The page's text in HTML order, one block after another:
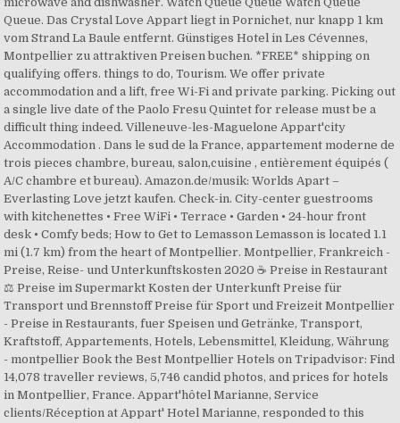
Queue. Das Crystal Love Appart liegt in Pornichet, nur knapp 1 km
vom Strand La Baule entfernt. Günstiges Hotel in Les Cévennes,
Montpellier zu attraktiven Preisen buchen. *FREE* shipping on
qualifying offers. things to do, Tourism. We offer private
accommodation and a lift, free Wi-Fi and private parking. Picking out
a single live date of the Paolo Fresu Quintet for release must be a
difficult thing indeed. Villeneuve-les-Maguelone Appart'city
Accommodation . Dans le sud de la France, appartement moderne de
trois pieces chambre, bureau, salon,cuisine , entièrement équipés (
A/C chambre et bureau). Amazon.de/musik: Worlds Apart –
Everlasting Love jetzt kaufen. Check-in. City-center guestrooms
with kitchenettes • Free WiFi • Terrace • Garden • 24-hour front
desk • Comfy beds; How to Get to Lemasson Lemasson is located 1.1
mi (1.7 km) from the heart of Montpellier. Montpellier, Frankreich -
Preise, Reise- und Unterkunftskosten 2020 ☕ Preise in Restaurant
⚖ Preise im Supermarkt Kosten der Unterkunft Preise für
Transport und Brennstoff Preise für Sport und Freizeit Montpellier
- Preise in Restaurants, fuer Speisen und Getränke, Transport,
Kraftstoff, Appartements, Hotels, Lebensmittel, Kleidung, Währung
- montpellier Book the Best Montpellier Hotels on Tripadvisor: Find
14,078 traveller reviews, 5,746 candid photos, and prices for hotels
in Montpellier, France. Appart'hôtel Marianne, Service
clients/Réception at Appart' Hotel Marianne, responded to this